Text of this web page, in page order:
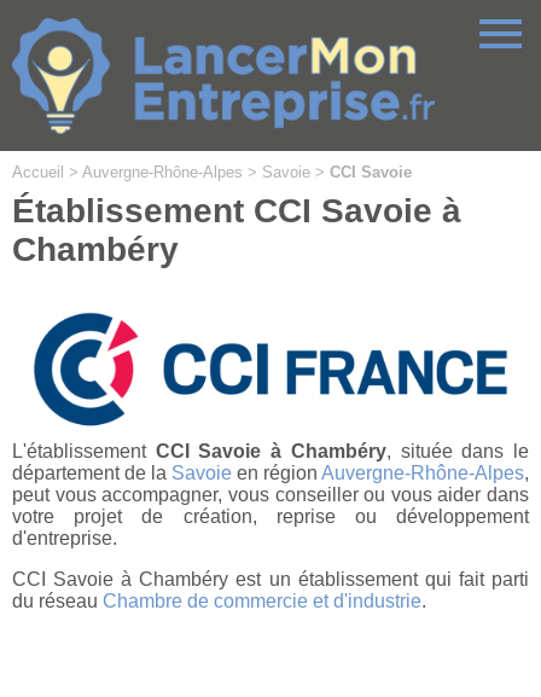
Accueil > Auvergne-Rhône-Alpes > Savoie > CCI Savoie
Établissement CCI Savoie à
Chambéry
L'établissement CCI Savoie à Chambéry, située dans le
département de la Savoie en région Auvergne-Rhône-Alpes,
peut vous accompagner, vous conseiller ou vous aider dans
votre projet de création, reprise ou développement
d'entreprise.
CCI Savoie à Chambéry est un établissement qui fait parti
du réseau Chambre de commercie et d'industrie.